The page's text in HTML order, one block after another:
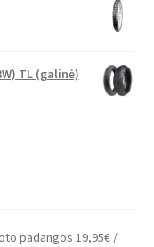
TL (galinė)
padangos 19,95€ /